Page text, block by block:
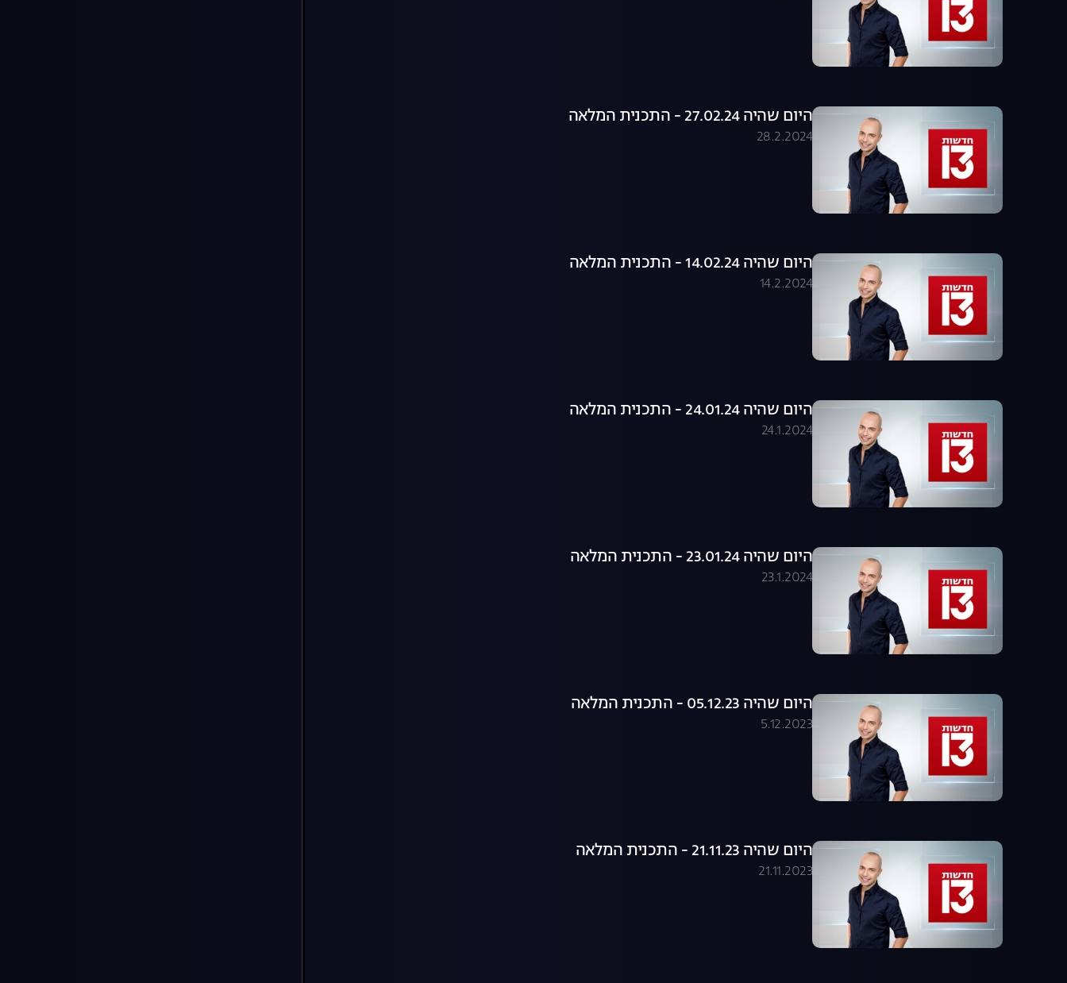
היום שהיה 27.02.24 - התכנית המלאה
28.2.2024
היום שהיה 14.02.24 - התכנית המלאה
14.2.2024
היום שהיה 24.01.24 - התכנית המלאה
24.1.2024
היום שהיה 23.01.24 - התכנית המלאה
23.1.2024
היום שהיה 05.12.23 - התכנית המלאה
5.12.2023
היום שהיה 21.11.23 - התכנית המלאה
21.11.2023